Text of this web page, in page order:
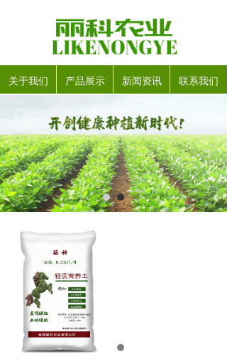
关于我们 产品展示 新闻资讯 联系我们